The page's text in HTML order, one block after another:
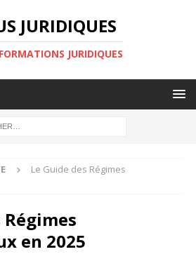
JURIDIQUES
JURIDIQUES
Le Guide des Régimes
Régimes
en 2025